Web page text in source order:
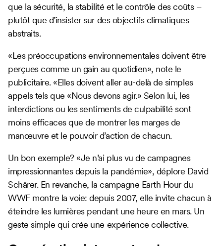
que la sécurité, la stabilité et le contrôle des coûts –
plutôt que d’insister sur des objectifs climatiques
abstraits.
«Les préoccupations environnementales doivent être
perçues comme un gain au quotidien», note le
publicitaire. «Elles doivent aller au-delà de simples
appels tels que «Nous devons agir.» Selon lui, les
interdictions ou les sentiments de culpabilité sont
moins efficaces que de montrer les marges de
manœuvre et le pouvoir d’action de chacun.
Un bon exemple? «Je n’ai plus vu de campagnes
impressionnantes depuis la pandémie», déplore David
Schärer. En revanche, la campagne Earth Hour du
WWF montre la voie: depuis 2007, elle invite chacun à
éteindre les lumières pendant une heure en mars. Un
geste simple qui crée une expérience collective.